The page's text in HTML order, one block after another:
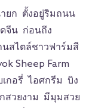
ยก ตั้งอยู่ริมถนน
จีน ก่อนถึง
นสไตล์ชาวฟาร์มสี
Sheep Farm
เกอรี่ ไอศกรีม บิง
สวยงาม มีมุมสวย